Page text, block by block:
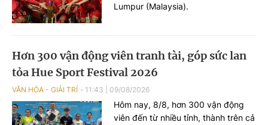
Lumpur (Malaysia).
Hơn 300 vận động viên tranh tài, góp sức lan
tỏa Hue Sport Festival 2026
VĂN HÓA - GIẢI TRÍ 11:43 09/08/2026
Hôm nay, 8/8, hơn 300 vận động
viên đến từ nhiều tỉnh, thành trên cả